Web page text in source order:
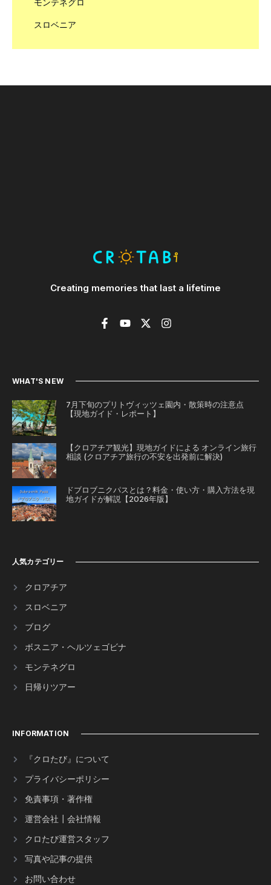
モンテネグロ
スロベニア
Creating memories that last a lifetime
WHAT'S NEW
7月下旬のプリトヴィッツェ園内・散策時の注意点
【現地ガイド・レポート】
【クロアチア観光】現地ガイドによる オンライン旅行
相談 (クロアチア旅行の不安を出発前に解決)
ドブロブニクパスとは？料金・使い方・購入方法を現
地ガイドが解説【2026年版】
人気カテゴリー
クロアチア
スロベニア
ブログ
ボスニア・ヘルツェゴビナ
モンテネグロ
日帰りツアー
INFORMATION
『クロたび』について
プライバシーポリシー
免責事項・著作権
運営会社┃会社情報
クロたび運営スタッフ
写真や記事の提供
お問い合わせ